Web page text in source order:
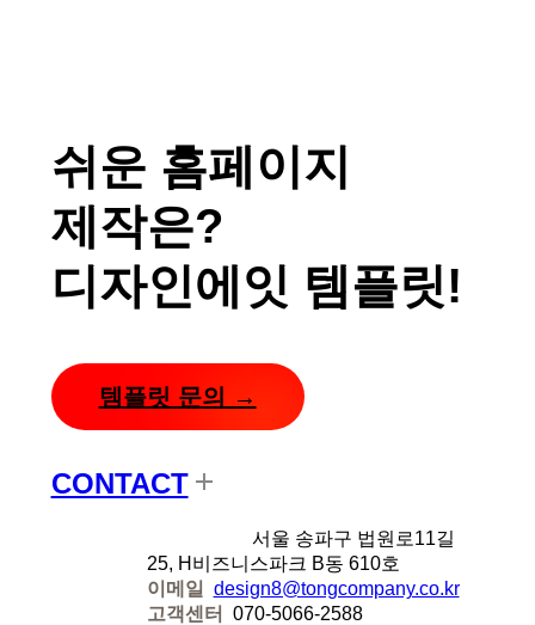
쉬운 홈페이지
제작은?
디자인에잇 템플릿!
템플릿 문의 →
CONTACT
서울 송파구 법원로11길
25, H비즈니스파크 B동 610호
이메일
design8@tongcompany.co.kr
고객센터
070-5066-2588